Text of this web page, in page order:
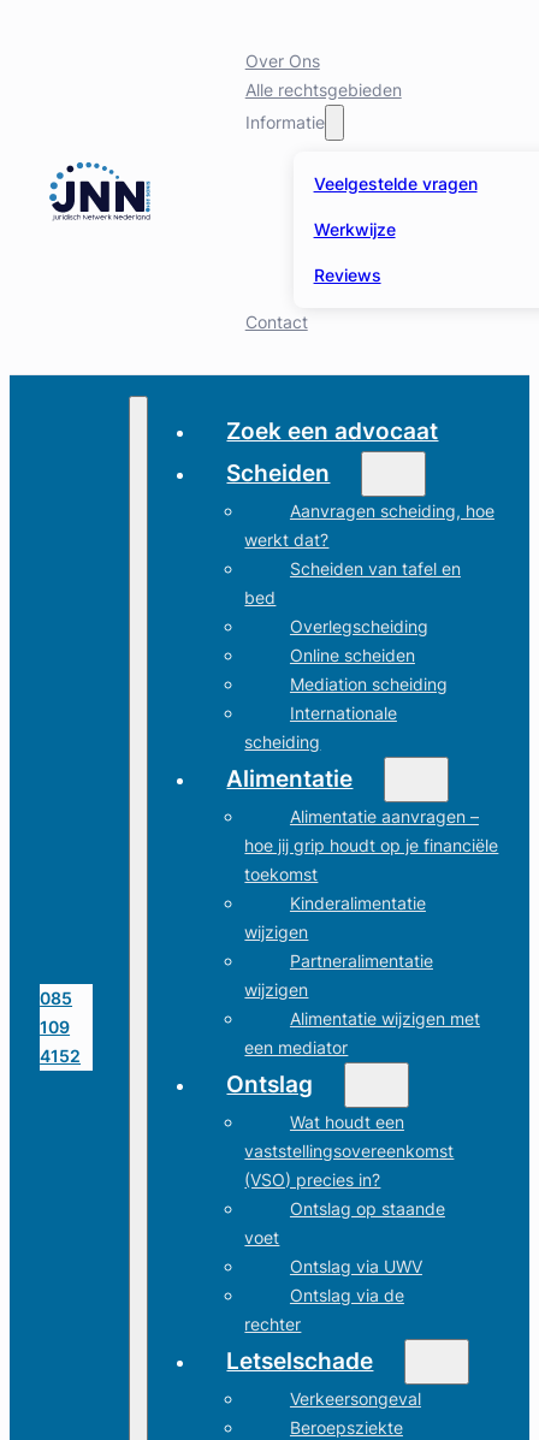
Over Ons
Alle rechtsgebieden
Informatie
Veelgestelde vragen
Werkwijze
Reviews
Contact
085
109
4152
Zoek een advocaat
Scheiden
Aanvragen scheiding, hoe
werkt dat?
Scheiden van tafel en
bed
Overlegscheiding
Online scheiden
Mediation scheiding
Internationale
scheiding
Alimentatie
Alimentatie aanvragen –
hoe jij grip houdt op je financiële
toekomst
Kinderalimentatie
wijzigen
Partneralimentatie
wijzigen
Alimentatie wijzigen met
een mediator
Ontslag
Wat houdt een
vaststellingsovereenkomst
(VSO) precies in?
Ontslag op staande
voet
Ontslag via UWV
Ontslag via de
rechter
Letselschade
Verkeersongeval
Beroepsziekte